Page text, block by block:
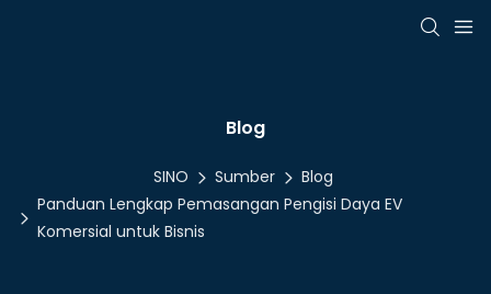
Blog
SINO Sumber
Blog
Panduan Lengkap Pemasangan Pengisi Daya EV
Komersial untuk Bisnis